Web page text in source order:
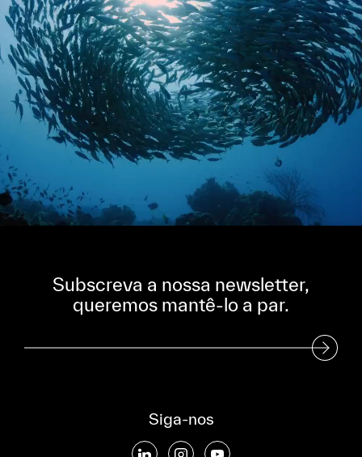
Subscreva a nossa newsletter,
queremos mantê-lo a par.
Subscreva a nossa Newsletter
Siga-nos